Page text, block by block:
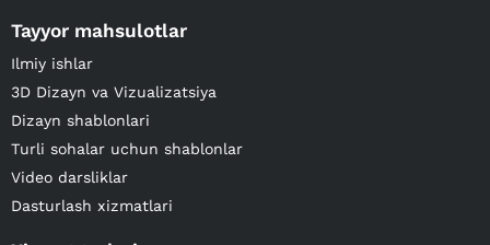
Tayyor mahsulotlar
Ilmiy ishlar
3D Dizayn va Vizualizatsiya
Dizayn shablonlari
Turli sohalar uchun shablonlar
Video darsliklar
Dasturlash xizmatlari